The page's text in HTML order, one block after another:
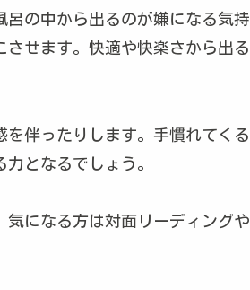
の中から出るのが嫌になる気持
せます。快適や快楽さから出る
伴ったりします。手慣れてくる
となるでしょう。
になる方は対面リーディングや